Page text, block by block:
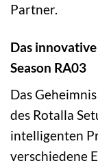
Partner.
Das
Season RA03
Das
des Rotalla
intelligenten
verschiedene